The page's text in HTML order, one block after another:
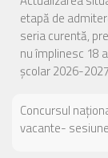
Concursul
vacante-
Repartizarea
la concursurile